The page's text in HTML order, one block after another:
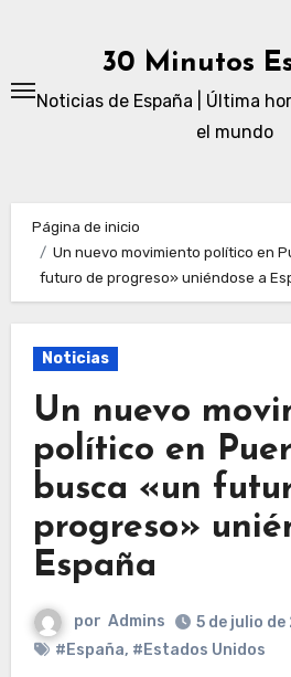
30 Minutos
Noticias de España | Última
el mundo
Página de inicio
Un nuevo movimiento político en
futuro de progreso» uniéndose a
Noticias
Un nuevo
político en
busca «un
progreso»
España
por Admins
5 de julio
#España, #Estados Unidos